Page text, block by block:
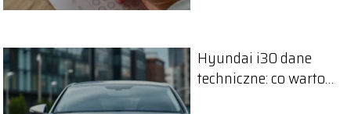
Hyundai i30 dane
techniczne: co warto